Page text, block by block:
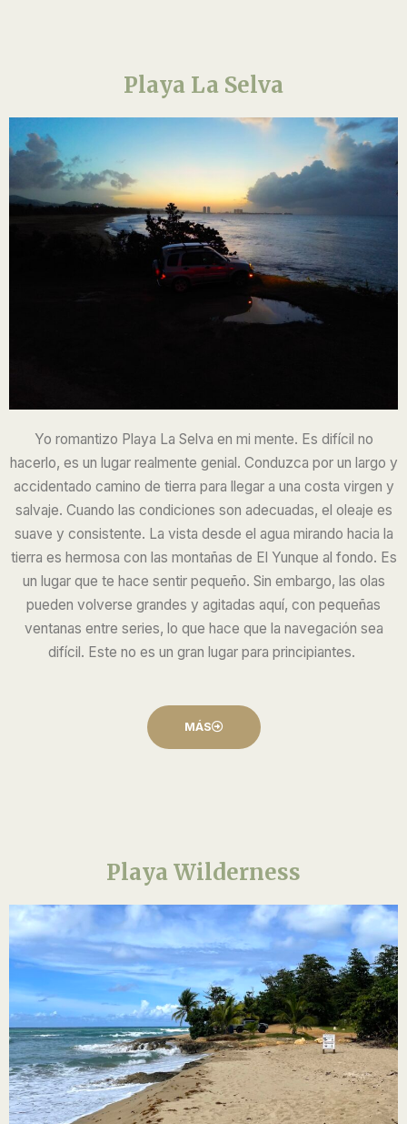
Playa La Selva
Yo romantizo Playa La Selva en mi mente. Es difícil no
hacerlo, es un lugar realmente genial. Conduzca por un largo y
accidentado camino de tierra para llegar a una costa virgen y
salvaje. Cuando las condiciones son adecuadas, el oleaje es
suave y consistente. La vista desde el agua mirando hacia la
tierra es hermosa con las montañas de El Yunque al fondo. Es
un lugar que te hace sentir pequeño. Sin embargo, las olas
pueden volverse grandes y agitadas aquí, con pequeñas
ventanas entre series, lo que hace que la navegación sea
difícil. Este no es un gran lugar para principiantes.
MÁS
Playa Wilderness